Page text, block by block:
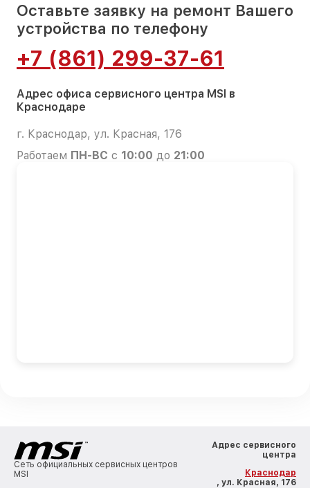
Оставьте заявку на ремонт Вашего
устройства по телефону
+7 (861) 299-37-61
Адрес офиса сервисного центра MSI в
Краснодаре
г. Краснодар, ул. Красная, 176
Работаем ПН-ВС с 10:00 до 21:00
Сеть официальных сервисных центров
MSI
Адрес сервисного
центра
Краснодар
, ул. Красная, 176